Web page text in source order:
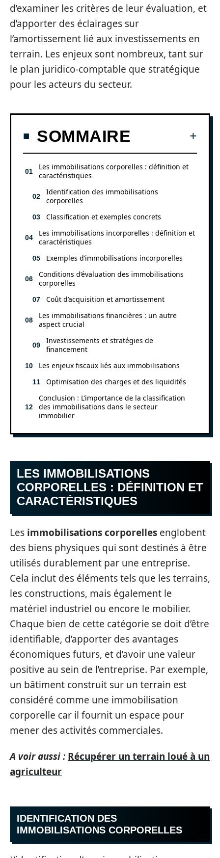
d’examiner les critères de leur évaluation, et
d’apporter des éclairages sur
l’amortissement lié aux investissements en
terrain. Les enjeux sont nombreux, tant sur
le plan juridico-comptable que stratégique
pour les acteurs du secteur.
SOMMAIRE
Les immobilisations corporelles : définition et
caractéristiques
Identification des immobilisations
corporelles
Classification et exemples concrets
Les immobilisations incorporelles : définition et
caractéristiques
Exemples d’immobilisations incorporelles
Conditions d’évaluation des immobilisations
corporelles
Coût d’acquisition et amortissement
Les immobilisations financières : un autre
aspect crucial
Investissements et stratégies de
financement
Les enjeux fiscaux liés aux immobilisations
Optimisation des charges et des liquidités
Conclusion : L’importance de la classification
des immobilisations dans le secteur
immobilier
LES IMMOBILISATIONS
CORPORELLES : DÉFINITION ET
CARACTÉRISTIQUES
Les immobilisations corporelles englobent
des biens physiques qui sont destinés à être
utilisés durablement par une entreprise.
Cela inclut des éléments tels que les terrains,
les constructions, mais également le
matériel industriel ou encore le mobilier.
Chaque bien de cette catégorie se doit d’être
identifiable, d’apporter des avantages
économiques futurs, et d’avoir une valeur
positive au sein de l’entreprise. Par exemple,
un bâtiment construit sur un terrain est
considéré comme une immobilisation
corporelle car il fournit un espace pour
mener des activités commerciales.
A voir aussi : Récupérer un terrain loué à un
agriculteur
IDENTIFICATION DES
IMMOBILISATIONS CORPORELLES